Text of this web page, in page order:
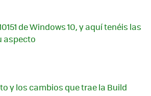
de Windows 10, y aquí tenéis las
aspecto
y los cambios que trae la Build